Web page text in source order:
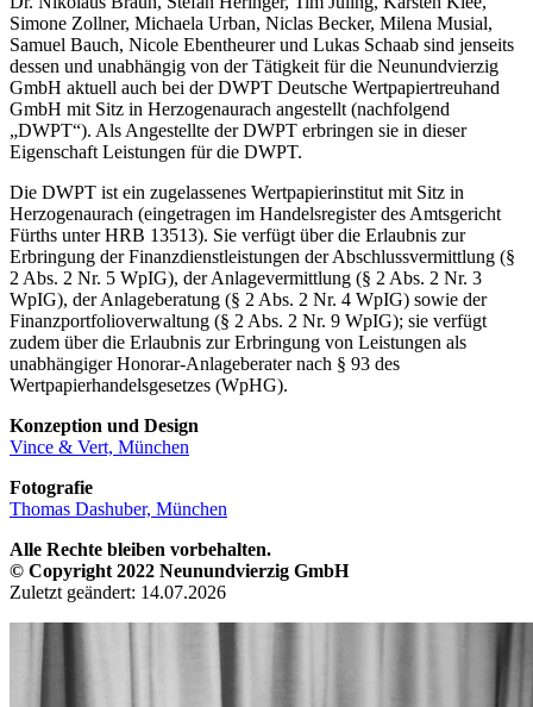
Simone Zollner, Michaela Urban, Niclas Becker, Milena Musial,
Samuel Bauch, Nicole Ebentheurer und Lukas Schaab sind jenseits
dessen und unabhängig von der Tätigkeit für die Neunundvierzig
GmbH aktuell auch bei der DWPT Deutsche Wertpapiertreuhand
GmbH mit Sitz in Herzogenaurach angestellt (nachfolgend
„DWPT“). Als Angestellte der DWPT erbringen sie in dieser
Eigenschaft Leistungen für die DWPT.
Die DWPT ist ein zugelassenes Wertpapierinstitut mit Sitz in
Herzogenaurach (eingetragen im Handelsregister des Amtsgericht
Fürths unter HRB 13513). Sie verfügt über die Erlaubnis zur
Erbringung der Finanzdienstleistungen der Abschlussvermittlung (§
2 Abs. 2 Nr. 5 WpIG), der Anlagevermittlung (§ 2 Abs. 2 Nr. 3
WpIG), der Anlageberatung (§ 2 Abs. 2 Nr. 4 WpIG) sowie der
Finanzportfolioverwaltung (§ 2 Abs. 2 Nr. 9 WpIG); sie verfügt
zudem über die Erlaubnis zur Erbringung von Leistungen als
unabhängiger Honorar-Anlageberater nach § 93 des
Wertpapierhandelsgesetzes (WpHG).
Konzeption und Design
Vince & Vert, München
Fotografie
Thomas Dashuber, München
Alle Rechte bleiben vorbehalten.
© Copyright 2022 Neunundvierzig GmbH
Zuletzt geändert: 14.07.2026